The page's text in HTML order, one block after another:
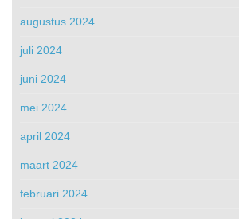
augustus 2024
juli 2024
juni 2024
mei 2024
april 2024
maart 2024
februari 2024